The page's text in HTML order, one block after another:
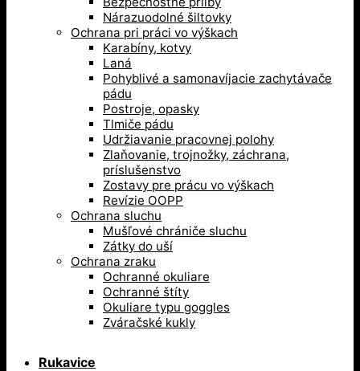
Nárazuodolné šiltovky
Ochrana pri práci vo výškach
Karabíny, kotvy
Laná
Pohyblivé a samonavíjacie zachytávače
pádu
Postroje, opasky
Tlmiče pádu
Udržiavanie pracovnej polohy
Zlaňovanie, trojnožky, záchrana,
príslušenstvo
Zostavy pre prácu vo výškach
Revízie OOPP
Ochrana sluchu
Mušľové chrániče sluchu
Zátky do uší
Ochrana zraku
Ochranné okuliare
Ochranné štíty
Okuliare typu goggles
Zváračské kukly
Rukavice